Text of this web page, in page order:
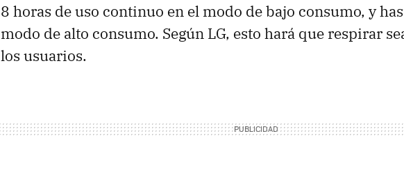
8 horas de uso continuo en el modo de bajo consumo, y
modo de alto consumo. Según LG, esto hará que respirar
los usuarios.